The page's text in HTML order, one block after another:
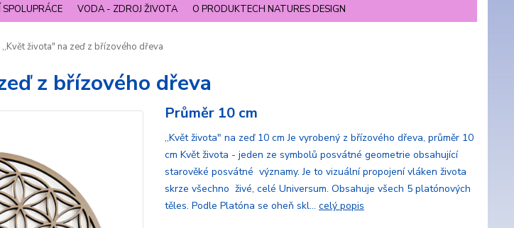
VODA - ZDROJ ŽIVOTA O PRODUKTECH NATURES DESIGN
,,Květ života" na zeď z břízového dřeva
z břízového dřeva
Průměr 10 cm
,,Květ života" na zeď 10 cm Je vyrobený z břízového dřeva, průměr 10
cm Květ života - jeden ze symbolů posvátné geometrie obsahující
starověké posvátné významy. Je to vizuální propojení vláken života
skrze všechno živé, celé Universum. Obsahuje všech 5 platónových
těles. Podle Platóna se oheň skl... celý popis